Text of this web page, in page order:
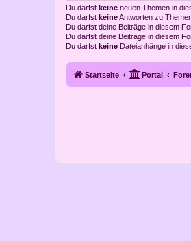
Du darfst keine neuen Themen in
Du darfst keineAntworten zu
Du darfst deine Beiträge in diesem
Du darfst deine Beiträge in diesem
Du darfst keine Dateianhänge in
Startseite Portal